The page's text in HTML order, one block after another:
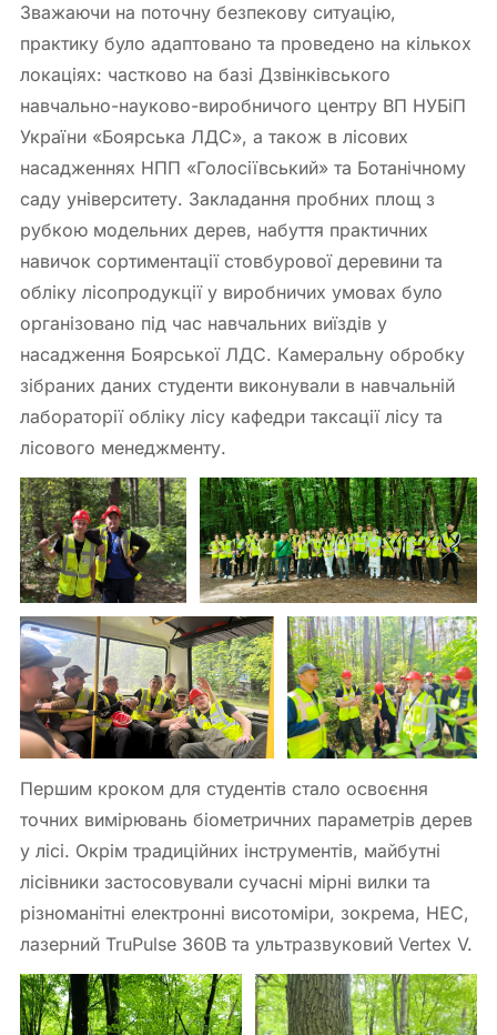
Зважаючи на поточну безпекову ситуацію,
практику було адаптовано та проведено на кількох
локаціях: частково на базі Дзвінківського
навчально-науково-виробничого центру ВП НУБіП
України «Боярська ЛДС», а також в лісових
насадженнях НПП «Голосіївський» та Ботанічному
саду університету. Закладання пробних площ з
рубкою модельних дерев, набуття практичних
навичок сортиментації стовбурової деревини та
обліку лісопродукції у виробничих умовах було
організовано під час навчальних виїздів у
насадження Боярської ЛДС. Камеральну обробку
зібраних даних студенти виконували в навчальній
лабораторії обліку лісу кафедри таксації лісу та
лісового менеджменту.
Першим кроком для студентів стало освоєння
точних вимірювань біометричних параметрів дерев
у лісі. Окрім традиційних інструментів, майбутні
лісівники застосовували сучасні мірні вилки та
різноманітні електронні висотоміри, зокрема, HEC,
лазерний TruPulse 360B та ультразвуковий Vertex V.